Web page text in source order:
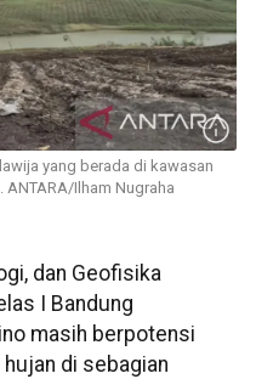
yang berada di kawasan
ANTARA/Ilham Nugraha
dan Geofisika
I Bandung
masih berpotensi
di sebagian